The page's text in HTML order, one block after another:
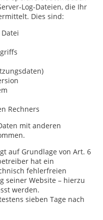
Log-Dateien, die Ihr
Dies sind:
Rechners
mit anderen
auf Grundlage von Art. 6
hat ein
fehlerfreien
seiner Website – hierzu
werden.
sieben Tage nach